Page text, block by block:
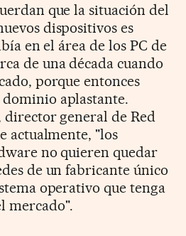
que la situación del
dispositivos es
en el área de los PC de
de una década cuando
porque entonces
aplastante.
director general de Red
actualmente, "los
no quieren quedar
de un fabricante único
operativo que tenga
mercado".